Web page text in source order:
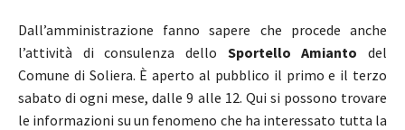
Dall’amministrazione fanno sapere che procede anche
l’attività di consulenza dello Sportello Amianto del
Comune di Soliera. È aperto al pubblico il primo e il terzo
sabato di ogni mese, dalle 9 alle 12. Qui si possono trovare
le informazioni su un fenomeno che ha interessato tutta la